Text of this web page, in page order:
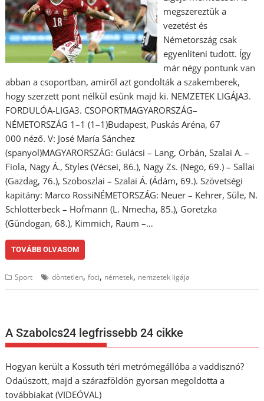
megszereztük a
vezetést és
Németország csak
egyenlíteni tudott. Így
már négy pontunk van
abban a csoportban, amiről azt gondolták a szakemberek,
hogy szerzett pont nélkül esünk majd ki. NEMZETEK LIGÁJA3.
FORDULÓA-LIGA3. CSOPORTMAGYARORSZÁG–
NÉMETORSZÁG 1–1 (1–1)Budapest, Puskás Aréna, 67
000 néző. V: José María Sánchez
(spanyol)MAGYARORSZÁG: Gulácsi – Lang, Orbán, Szalai A. –
Fiola, Nagy Á., Styles (Vécsei, 86.), Nagy Zs. (Nego, 69.) – Sallai
(Gazdag, 76.), Szoboszlai – Szalai Á. (Ádám, 69.). Szövetségi
kapitány: Marco RossiNÉMETORSZÁG: Neuer – Kehrer, Süle, N.
Schlotterbeck – Hofmann (L. Nmecha, 85.), Goretzka
(Gündogan, 68.), Kimmich, Raum –…
TOVÁBB OLVASOM
Sport döntetlen,foci, németek, nemzetek ligája
A Szabolcs24 legfrissebb 24 cikke
Hogyan került a Kossuth téri metrómegállóba a vaddisznó?
Odaúszott, majd a szárazföldön gyorsan megoldotta a
továbbiakat (VIDEÓVAL)